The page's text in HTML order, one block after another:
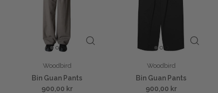
Woodbird
Bin Guan Pants
900,00 kr
Woodbird
Bin Guan Pants
900,00 kr